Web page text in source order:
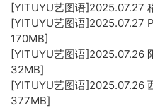
[YITUYU艺图语]2025.07.27
[YITUYU艺图语]2025.07.27
170MB]
[YITUYU艺图语]2025.07.26
32MB]
[YITUYU艺图语]2025.07.26
377MB]